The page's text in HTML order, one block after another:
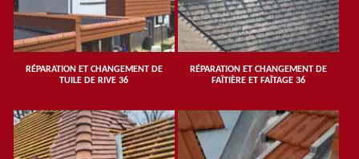
RÉPARATION ET CHANGEMENT DE
TUILE DE RIVE 36
RÉPARATION ET CHANGEMENT DE
FAÎTIÈRE ET FAÎTAGE 36